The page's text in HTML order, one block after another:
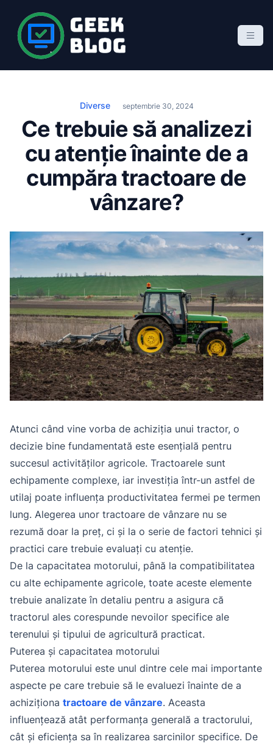
t Geek Blog
blog de marketing online
Diverse septembrie 30, 2024
Ce trebuie să analizezi
cu atenție înainte de a
cumpăra tractoare de
vânzare?
Atunci când vine vorba de achiziția unui tractor, o
decizie bine fundamentată este esențială pentru
succesul activităților agricole. Tractoarele sunt
echipamente complexe, iar investiția într-un astfel de
utilaj poate influența productivitatea fermei pe termen
lung. Alegerea unor tractoare de vânzare nu se
rezumă doar la preț, ci și la o serie de factori tehnici și
practici care trebuie evaluați cu atenție.
De la capacitatea motorului, până la compatibilitatea
cu alte echipamente agricole, toate aceste elemente
trebuie analizate în detaliu pentru a asigura că
tractorul ales corespunde nevoilor specifice ale
terenului și tipului de agricultură practicat.
Puterea și capacitatea motorului
Puterea motorului este unul dintre cele mai importante
aspecte pe care trebuie să le evaluezi înainte de a
achiziționa tractoare de vânzare. Aceasta
influențează atât performanța generală a tractorului,
cât și eficiența sa în realizarea sarcinilor specifice. De